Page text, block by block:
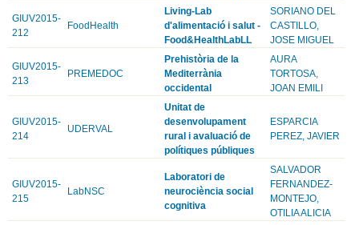
GIUV2015-
212
FoodHealth
Living-Lab
d'alimentació i salut -
Food&HealthLabLL
SORIANO DEL
CASTILLO,
JOSE MIGUEL
GIUV2015-
213
PREMEDOC
Prehistòria de la
Mediterrània
occidental
AURA
TORTOSA,
JOAN EMILI
GIUV2015-
214
UDERVAL
Unitat de
desenvolupament
rural i avaluació de
polítiques públiques
ESPARCIA
PEREZ, JAVIER
GIUV2015-
215
LabNSC
Laboratori de
neurociència social
cognitiva
SALVADOR
FERNANDEZ-
MONTEJO,
OTILIA ALICIA